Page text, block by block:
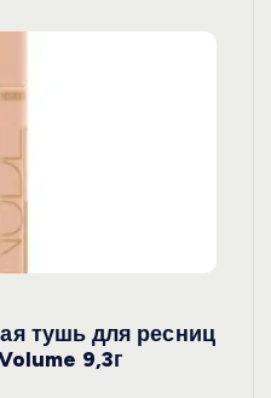
тушь для ресниц
9,3г